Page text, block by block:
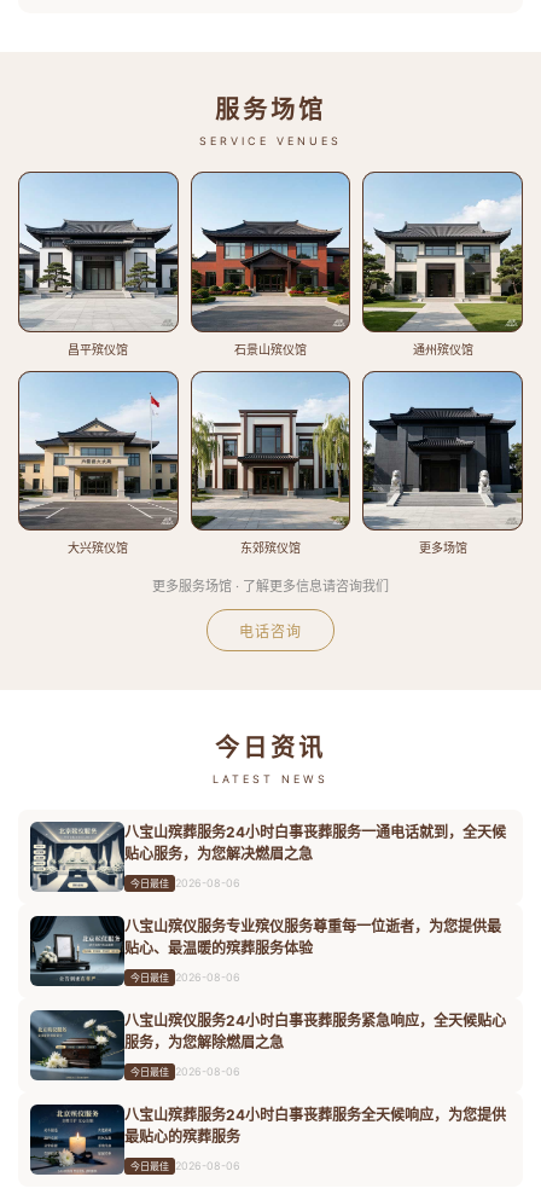
服务场馆
SERVICE VENUES
昌平殡仪馆 石景山殡仪馆 通州殡仪馆
大兴殡仪馆 东郊殡仪馆 更多场馆
更多服务场馆 · 了解更多信息请咨询我们
电话咨询
今日资讯
LATEST NEWS
八宝山殡葬服务24小时白事丧葬服务一通电话就到，全天候
贴心服务，为您解决燃眉之急
今日最佳 2026-08-06
八宝山殡仪服务专业殡仪服务尊重每一位逝者，为您提供最
贴心、最温暖的殡葬服务体验
今日最佳 2026-08-06
八宝山殡仪服务24小时白事丧葬服务紧急响应，全天候贴心
服务，为您解除燃眉之急
今日最佳 2026-08-06
八宝山殡葬服务24小时白事丧葬服务全天候响应，为您提供
最贴心的殡葬服务
今日最佳 2026-08-06